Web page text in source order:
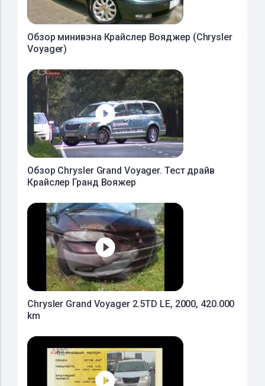
Обзор минивэна Крайслер Вояджер (Chrysler
Voyager)
Обзор Chrysler Grand Voyager. Тест драйв
Крайслер Гранд Вояжер
Chrysler Grand Voyager 2.5TD LE, 2000, 420.000
km